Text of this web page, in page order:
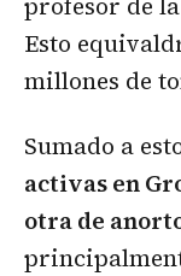
Esto
millones de
Sumado a
activas en
otra de